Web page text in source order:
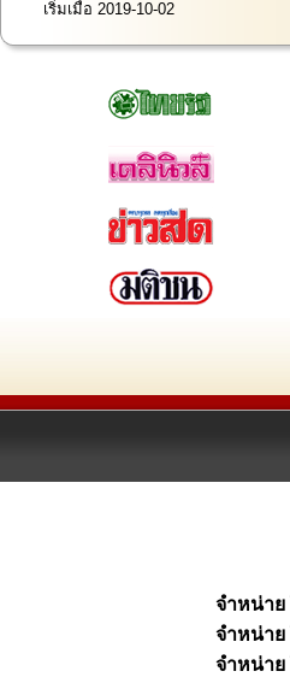
เริ่มเมื่อ 2019-10-02
จำหน่าย
จำหน่าย
จำหน่าย